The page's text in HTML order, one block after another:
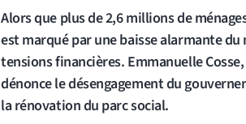
Alors que plus de 2,6 millions de
est marqué par une baisse alarmante
tensions financières. Emmanuelle
dénonce le désengagement du
la rénovation du parc social.